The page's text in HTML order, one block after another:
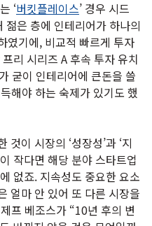
‘버킷플레이스’ 경우 시드
은 층에 인테리어가 하나의
였기에, 비교적 빠르게 투자
리 시리즈 A 후속 투자 유치
굳이 인테리어에 큰돈을 쓸
해야 하는 숙제가 있기도 했
이 시장의 ‘성장성’과 ‘지
작다면 해당 분야 스타트업
없죠. 지속성도 중요한 요소
얼마 안 있어 또 다른 시장을
프 베조스가 “10년 후의 변